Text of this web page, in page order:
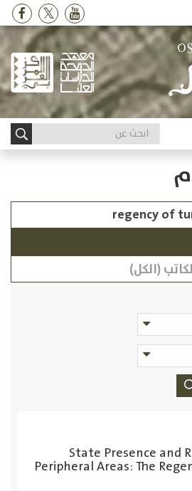
(الكل)
State Presence and
Peripheral Areas: The